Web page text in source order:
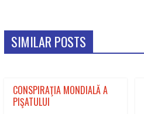
SIMILAR POSTS
CONSPIRAŢIA MONDIALĂ A
PIŞATULUI